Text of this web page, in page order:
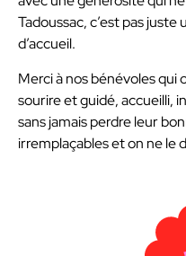
Tadoussac, c’est pas juste
d’accueil.
Merci à nos bénévoles qui
sourire et guidé, accueilli,
sans jamais perdre leur
irremplaçables et on ne le